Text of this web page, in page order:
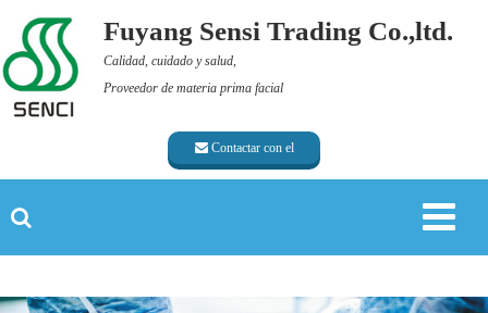
Fuyang Sensi Trading Co.,ltd.
Calidad, cuidado y salud,
Proveedor de materia prima facial
Contactar con el
proveedor